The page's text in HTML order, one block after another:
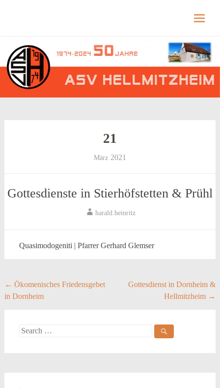
Hellmitzheim.de – fränkisches Dorf am Rande
to
content
21
März 2021
Gottesdienste in Stierhöfstetten & Prühl
harald.heinritz
Quasimodogeniti | Pfarrer Gerhard Glemser
Post
navigation
← Ökomenisches Friedensgebet
in Dornheim
Gottesdienst in Dornheim &
Hellmitzheim →
Search